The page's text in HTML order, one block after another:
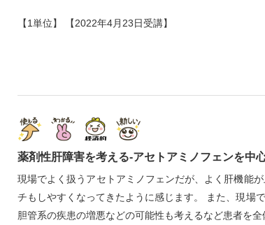
【1単位】 【2022年4月23日受講】
薬剤性肝障害を考える‐アセトアミノフェンを中
現場でよく扱うアセトアミノフェンだが、よく肝機能
チもしやすくなってきたように感じます。 また、現場
胆管系の疾患の増悪などの可能性も考えるなど患者を